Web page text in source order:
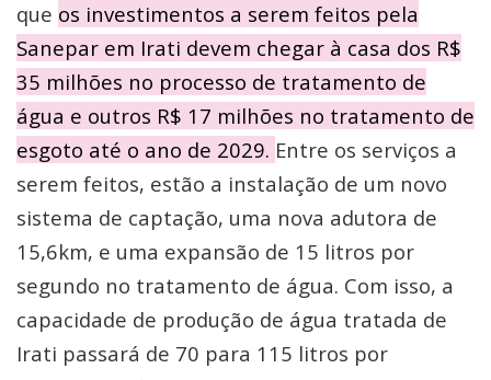
que os investimentos a serem feitos pela
Sanepar em Irati devem chegar à casa dos R$
35 milhões no processo de tratamento de
água e outros R$ 17 milhões no tratamento de
esgoto até o ano de 2029. Entre os serviços a
serem feitos, estão a instalação de um novo
sistema de captação, uma nova adutora de
15,6km, e uma expansão de 15 litros por
segundo no tratamento de água. Com isso, a
capacidade de produção de água tratada de
Irati passará de 70 para 115 litros por